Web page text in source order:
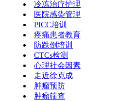
冷冻治疗护理
医院感染管理
PICC培训
疼痛患者教育
防跌倒培训
CTCs检测
心理社会因素
走近徐克成
肿瘤预防
肿瘤筛查